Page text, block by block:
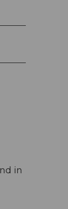
in